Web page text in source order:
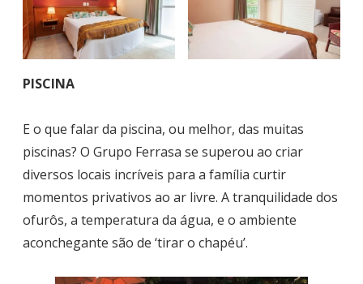
PISCINA
E o que falar da piscina, ou melhor, das muitas
piscinas? O Grupo Ferrasa se superou ao criar
diversos locais incríveis para a família curtir
momentos privativos ao ar livre. A tranquilidade dos
ofurôs, a temperatura da água, e o ambiente
aconchegante são de ‘tirar o chapéu’.